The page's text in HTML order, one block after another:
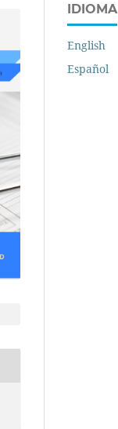
IDIOMA
English
Español